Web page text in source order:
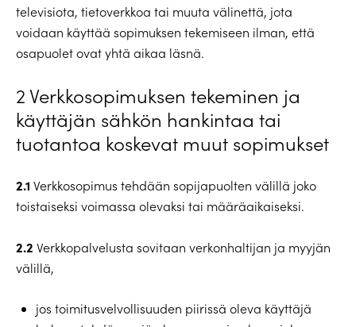
televisiota, tietoverkkoa tai muuta välinettä, jota
voidaan käyttää sopimuksen tekemiseen ilman, että
osapuolet ovat yhtä aikaa läsnä.
2 Verkkosopimuksen tekeminen ja
käyttäjän sähkön hankintaa tai
tuotantoa koskevat muut sopimukset
2.1 Verkkosopimus tehdään sopijapuolten välillä joko
toistaiseksi voimassa olevaksi tai määräaikaiseksi.
2.2 Verkkopalvelusta sovitaan verkonhaltijan ja myyjän
välillä,
jos toimitusvelvollisuuden piirissä oleva käyttäjä